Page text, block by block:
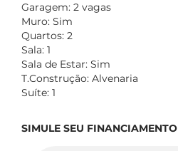
Garagem: 2 vagas
Muro: Sim
Quartos: 2
Sala: 1
Sala de Estar: Sim
T.Construção: Alvenaria
Suíte: 1
SIMULE SEU FINANCIAMENTO